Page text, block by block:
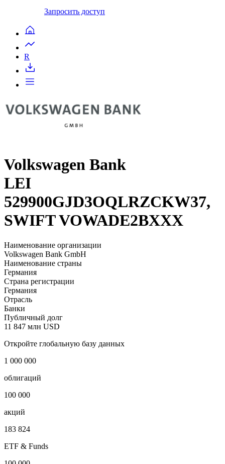
Запросить доступ
R
Volkswagen Bank
LEI
529900GJD3OQLRZCKW37,
SWIFT VOWADE2BXXX
Наименование организации
Volkswagen Bank GmbH
Наименование страны
Германия
Страна регистрации
Германия
Отрасль
Банки
Публичный долг
11 847 млн USD
Откройте глобальную базу данных
1 000 000
облигаций
100 000
акций
183 824
ETF & Funds